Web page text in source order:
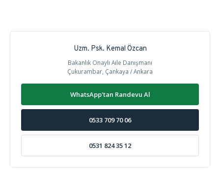
Uzm. Psk. Kemal Özcan
Bakanlık Onaylı Aile Danışmanı
Çukurambar, Çankaya / Ankara
WhatsApp'tan Randevu Al
0533 709 70 06
0531 824 35 12